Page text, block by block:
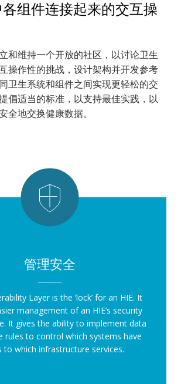
组件连接起来的交互操
和维持一个开放的社区，以讨论卫生
操作性的挑战，设计架构并开发参考
卫生系统和组件之间实现更轻松的交
倡适当的标准，以支持最佳实践，以
全地交换健康数据。
管理安全
Layer is the ‘lock’ for an HIE. It
management of an HIE’s security
It gives the ability to implement data
rules to control which systems have
to which infrastructure services.